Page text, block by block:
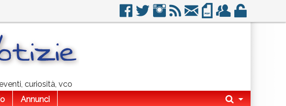
curiosità, vco
Annunci